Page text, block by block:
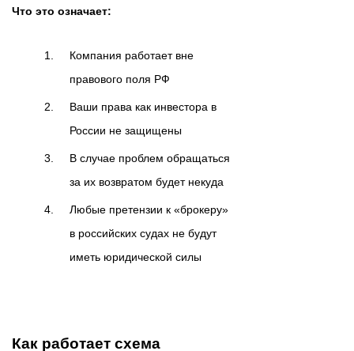
Что это означает:
Компания работает вне
правового поля РФ
Ваши права как инвестора в
России не защищены
В случае проблем обращаться
за их возвратом будет некуда
Любые претензии к «брокеру»
в российских судах не будут
иметь юридической силы
Как работает схема